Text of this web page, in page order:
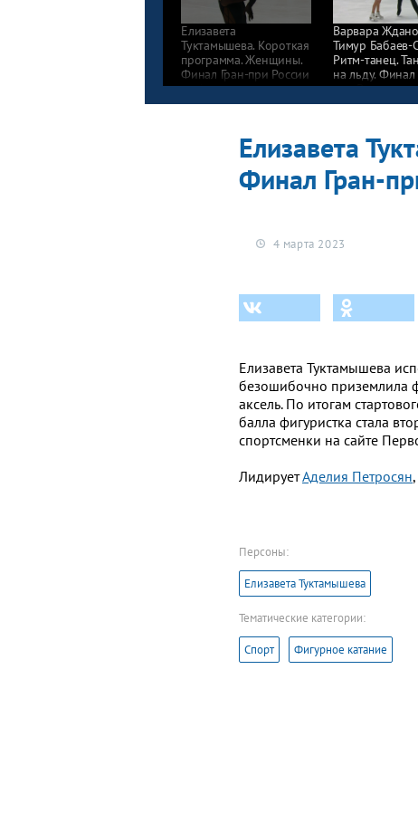
Елизавета
Туктамышева. Короткая
программа. Женщины.
Финал Гран-при России
по фигурному катанию
2022/23
Варвара
Тимур Бабаев-
Ритм-танец.
на льду. Финал
при России
по фигурному
Елизавета
Финал Гран-
4 марта 2023
Елизавета Туктамышева
безошибочно приземлила
аксель. По итогам
балла фигуристка стала
спортсменки на сайте
ЛидируетАделия Петросян
Персоны:
Елизавета Туктамышева
Тематические категории:
Спорт Фигурное катание